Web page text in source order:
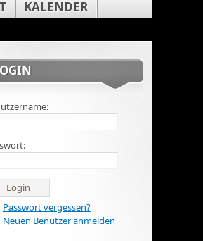
KALENDER
Passwort vergessen?
Neuen Benutzer anmelden